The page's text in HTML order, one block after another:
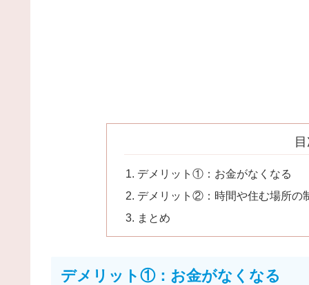
デメリット①：お金がなくなる
デメリット②：時間や住む場所の
まとめ
デメリット①：お金がなくなる